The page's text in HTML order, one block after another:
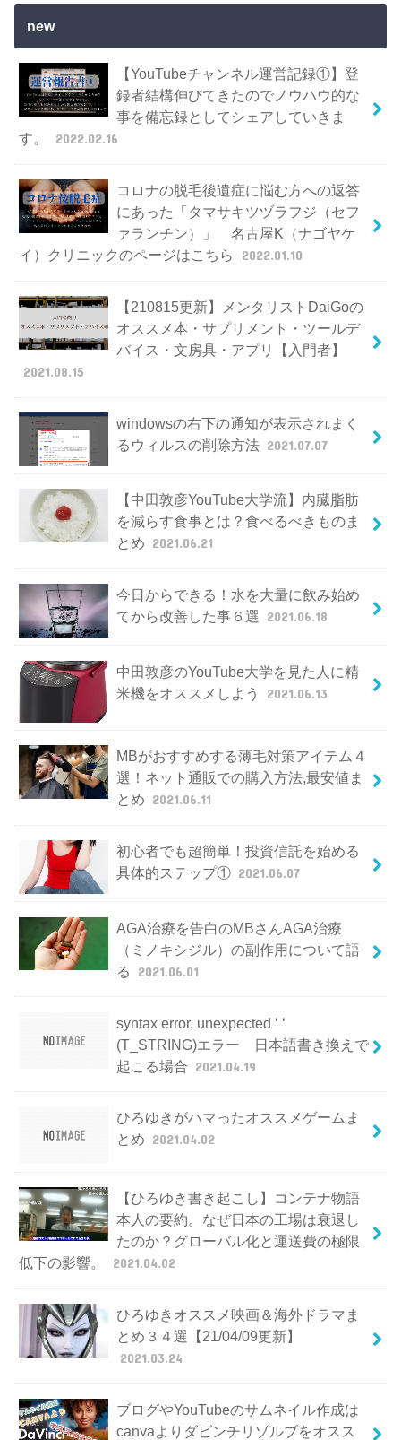
new
【YouTubeチャンネル運営記録①】登
録者結構伸びてきたのでノウハウ的な
事を備忘録としてシェアしていきま
す。
2022.02.16
コロナの脱毛後遺症に悩む方への返答
にあった「タマサキツヅラフジ（セフ
ァランチン）」 名古屋K（ナゴヤケ
イ）クリニックのページはこちら
2022.01.10
【210815更新】メンタリストDaiGoの
オススメ本・サプリメント・ツールデ
バイス・文房具・アプリ【入門者】
2021.08.15
windowsの右下の通知が表示されまく
るウィルスの削除方法 2021.07.07
【中田敦彦YouTube大学流】内臓脂肪
を減らす食事とは？食べるべきものま
とめ 2021.06.21
今日からできる！水を大量に飲み始め
てから改善した事６選 2021.06.18
中田敦彦のYouTube大学を見た人に精
米機をオススメしよう
2021.06.13
MBがおすすめする薄毛対策アイテム４
選！ネット通販での購入方法,最安値ま
とめ 2021.06.11
初心者でも超簡単！投資信託を始める
具体的ステップ① 2021.06.07
AGA治療を告白のMBさんAGA治療
（ミノキシジル）の副作用について語
る
2021.06.01
syntax error, unexpected ‘ ‘
(T_STRING)エラー 日本語書き換えで
起こる場合 2021.04.19
ひろゆきがハマったオススメゲームま
とめ 2021.04.02
【ひろゆき書き起こし】コンテナ物語
本人の要約。なぜ日本の工場は衰退し
たのか？グローバル化と運送費の極限
低下の影響。
2021.04.02
ひろゆきオススメ映画＆海外ドラマま
とめ３４選【21/04/09更新】
2021.03.24
ブログやYouTubeのサムネイル作成は
canvaよりダビンチリゾルブをオスス